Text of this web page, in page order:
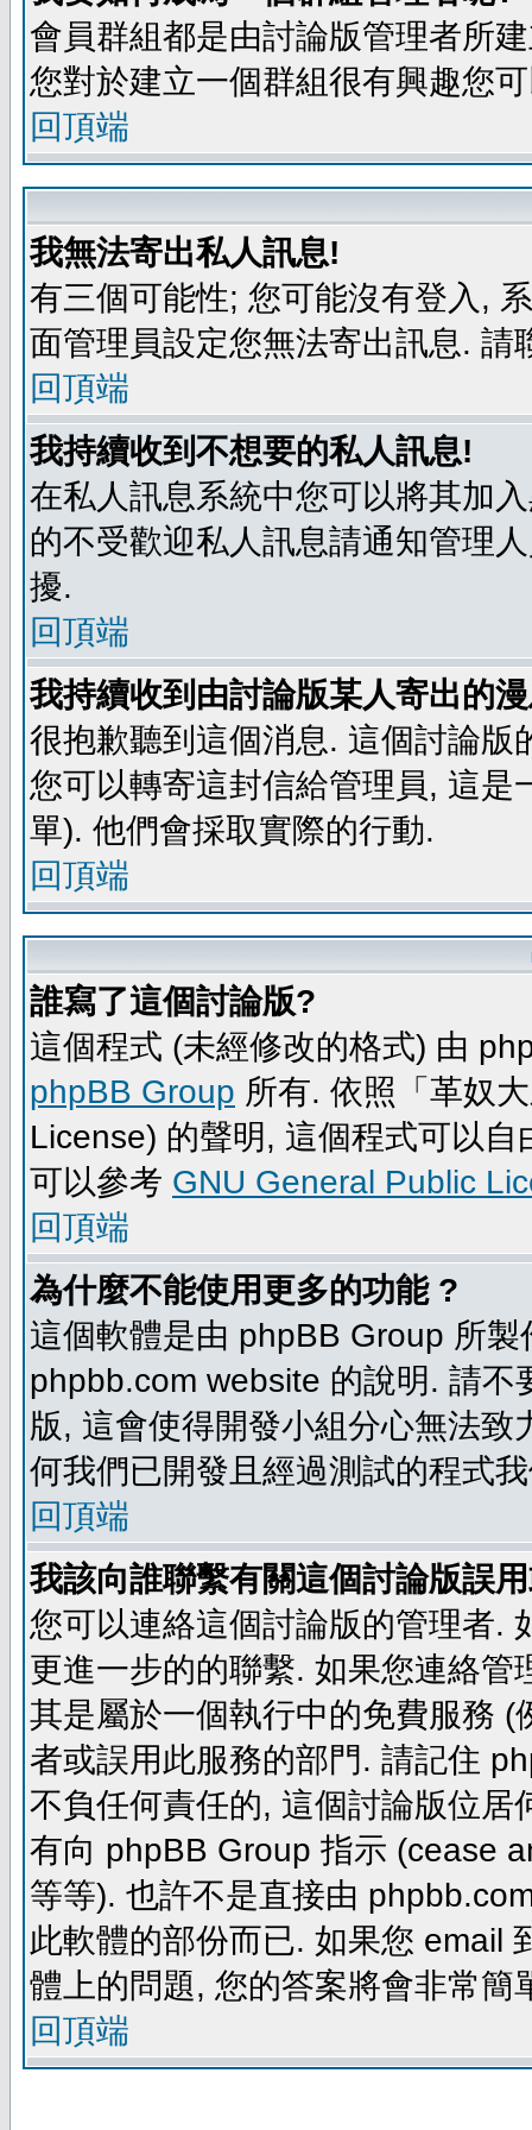
會員群組都是由討論版管理者所
您對於建立一個群組很有興趣您
回頂端
我無法寄出私人訊息!
有三個可能性; 您可能沒有登入,
面管理員設定您無法寄出訊息. 請
回頂端
我持續收到不想要的私人訊息!
在私人訊息系統中您可以將其加
的不受歡迎私人訊息請通知管理
擾.
回頂端
我持續收到由討論版某人寄出的
很抱歉聽到這個消息. 這個討論
您可以轉寄這封信給管理員, 這
單). 他們會採取實際的行動.
回頂端
誰寫了這個討論版?
這個程式 (未經修改的格式) 由
phpBB Group 所有. 依照「革奴
License) 的聲明, 這個程式可以
可以參考 GNU General Public
回頂端
為什麼不能使用更多的功能 ?
這個軟體是由 phpBB Group 所
phpbb.com website 的說明. 請
版, 這會使得開發小組分心無法
何我們已開發且經過測試的程式
回頂端
我該向誰聯繫有關這個討論版誤
您可以連絡這個討論版的管理者.
更進一步的的聯繫. 如果您連絡
其是屬於一個執行中的免費服務
者或誤用此服務的部門. 請記住
不負任何責任的, 這個討論版位
有向 phpBB Group 指示 (cease
等等). 也許不是直接由
此軟體的部份而已. 如果您 email
體上的問題, 您的答案將會非常簡
回頂端